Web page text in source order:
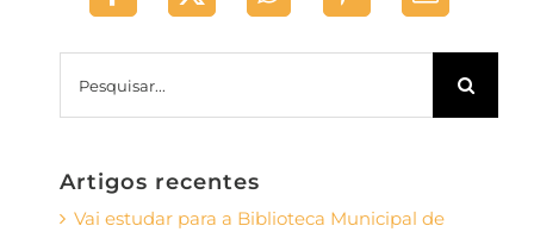
Artigos recentes
Vai estudar para a Biblioteca Municipal de